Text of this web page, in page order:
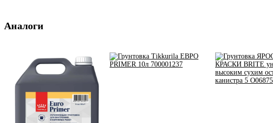
Аналоги